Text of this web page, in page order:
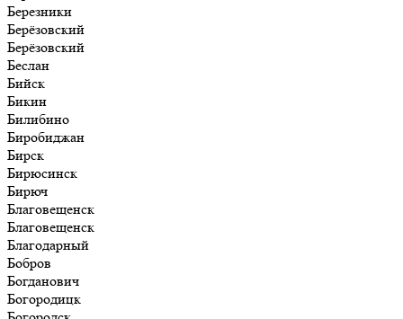
Березники
Берёзовский
Берёзовский
Беслан
Бийск
Бикин
Билибино
Биробиджан
Бирск
Бирюсинск
Бирюч
Благовещенск
Благовещенск
Благодарный
Бобров
Богданович
Богородицк